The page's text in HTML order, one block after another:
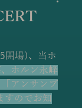
開場)、当ホ
ホルン永峰
アンサンブ
すのでお知